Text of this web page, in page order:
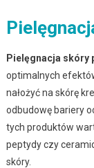
Pielęgnacja skóry
optimalnych
nałożyć na skórę
odbudowę bariery
tych produktów
peptydy czy
skóry.